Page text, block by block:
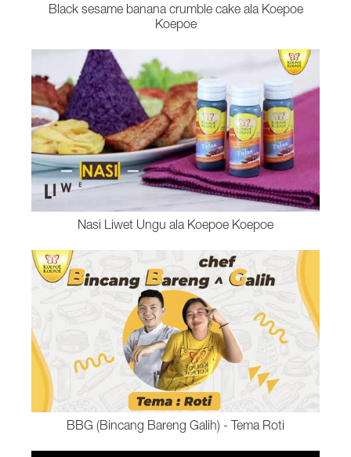
Black sesame banana crumble cake ala Koepoe
Koepoe
Nasi Liwet Ungu ala Koepoe Koepoe
BBG (Bincang Bareng Galih) - Tema Roti